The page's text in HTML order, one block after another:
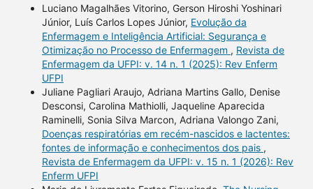
Luciano Magalhães Vitorino, Gerson Hiroshi Yoshinari
Júnior, Luís Carlos Lopes Júnior, Evolução da
Enfermagem e Inteligência Artificial: Segurança e
Otimização no Processo de Enfermagem , Revista de
Enfermagem da UFPI: v. 14 n. 1 (2025): Rev Enferm
UFPI
Juliane Pagliari Araujo, Adriana Martins Gallo, Denise
Desconsi, Carolina Mathiolli, Jaqueline Aparecida
Raminelli, Sonia Silva Marcon, Adriana Valongo Zani,
Doenças respiratórias em recém-nascidos e lactentes:
fontes de informação e conhecimentos dos pais ,
Revista de Enfermagem da UFPI: v. 15 n. 1 (2026): Rev
Enferm UFPI